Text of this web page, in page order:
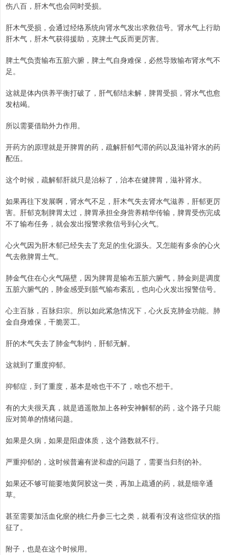
伤八百，肝木气也会同时受损。
肝木气受损，会通过经络系统向肾水气发出求救信号。肾水气上行助
肝木气，肝木气获得援助，克脾土气反而更厉害。
脾土气负责输布五脏六腑，脾土气自身难保，必然导致输布肾水气不
足。
这就是体内供养平衡打破了，肝气郁结未解，脾胃受损，肾水气也愈
发枯竭。
所以需要借助外力作用。
开药方的原理就是开脾胃的药，疏解肝郁气滞的药以及滋补肾水的药
配伍。
这个时候，疏解郁肝就只是治标了，治本在健脾胃，滋补肾水。
如果再往下发展啊，肾水气不足，肝木气失去肾水气滋养，肝郁更厉
害。肝郁克制脾胃太过，脾胃承担全身营养精华传输，脾胃受伤完成
不了输布任务，就会发出报警求救信号到心火气。
心火气因为肝木郁已经失去了充足的生化源头。又怎能有多余的心火
气去救脾胃土气。
肺金气住在心火气隔壁，因为脾胃是输布五脏六腑气，肺金则是调度
五脏六腑气的，肺金感受到脏气输布紊乱，也向心火发出报警信号。
心主百脉，百脉归宗。所以如此紧急情况下，心火反克肺金功能。肺
金自身难保，干脆罢工。
肝的木气失去了肺金气制约，肝郁无解。
这就到了重度抑郁。
抑郁症，到了重度，基本是啥也干不了，啥也不想干。
有的大夫很天真，就是逍遥散加上各种安神解郁的药，这个路子只能
应对简单的情绪问题。
如果是久病，如果是阳虚体质，这个路数就不行。
严重抑郁的，这时候普遍有淤和虚的问题了，需要当归剂的补。
如果还不够可能要地黄阿胶这一类，再加上疏通的药，就是细辛通
草。
甚至需要加活血化瘀的桃仁丹参三七之类，就看有没有这些症状的指
征了。
附子，也是在这个时候用。